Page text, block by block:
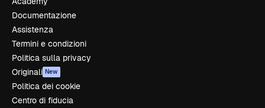
Documentazione
Assistenza
Termini e condizioni
Politica sulla privacy
Originali New
Politica dei cookie
Centro di fiducia